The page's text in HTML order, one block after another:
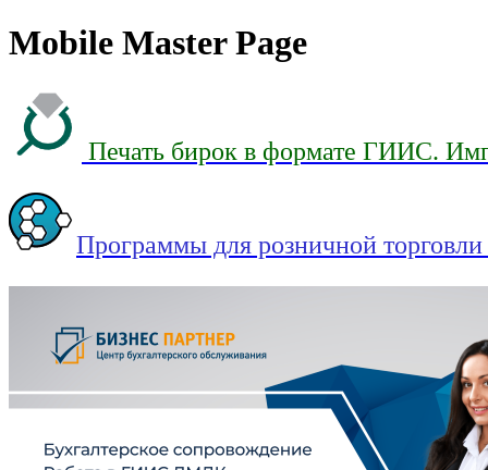
Mobile Master Page
Печать бирок в формате ГИИС.
Программы для розничной